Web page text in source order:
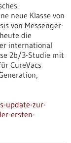
neue Klasse von
von Messenger-
die
international
2b/3-Studie mit
CureVacs
update-zur-
ersten-